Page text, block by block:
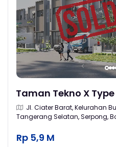
Taman Tekno X
Jl. Ciater Barat, Kelurahan
Tangerang Selatan, Serpong,
Rp 5,9 M